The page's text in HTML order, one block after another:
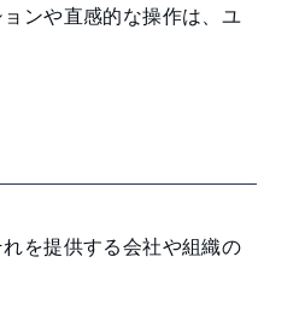
ンや直感的な操作は、ユ
を提供する会社や組織の